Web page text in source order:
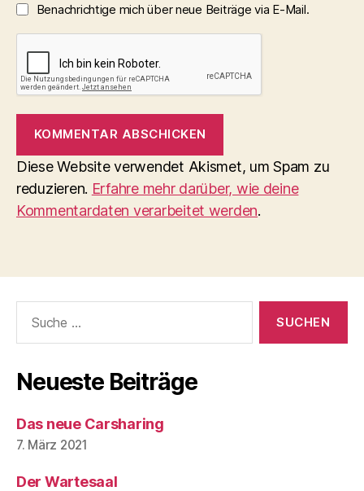
Benachrichtige mich über neue Beiträge via E-Mail.
Diese Website verwendet Akismet, um Spam zu
reduzieren. Erfahre mehr darüber, wie deine
Kommentardaten verarbeitet werden.
nach:
Neueste Beiträge
Das neue Carsharing
7. März 2021
Der Wartesaal